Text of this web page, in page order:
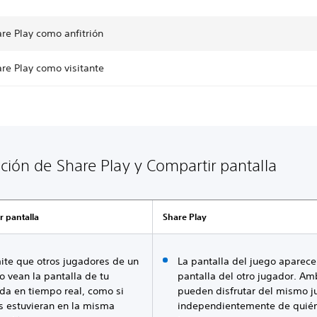
Play como anfitrión
Play como visitante
de Share Play y Compartir pantalla
pantalla Share Play
que otros jugadores de un
vean la pantalla de tu
en tiempo real, como si
estuvieran en la misma
La pantalla del juego
pantalla del otro jugador.
pueden disfrutar del mismo
independientemente de